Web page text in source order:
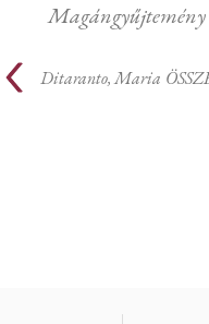
Ditaranto, Maria